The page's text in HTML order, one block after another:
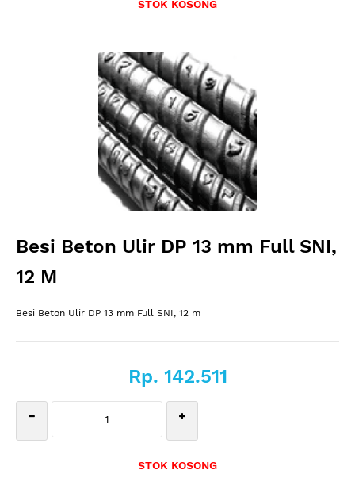
STOK KOSONG
Besi Beton Ulir DP 13 mm Full SNI,
12 M
Besi Beton Ulir DP 13 mm Full SNI, 12 m
Rp. 142.511
STOK KOSONG